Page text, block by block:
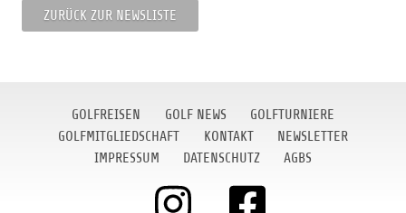
ZURÜCK ZUR NEWSLISTE
GOLFREISEN GOLF NEWS
GOLFTURNIERE
GOLFMITGLIEDSCHAFT
KONTAKT
NEWSLETTER
IMPRESSUM
DATENSCHUTZ AGBS